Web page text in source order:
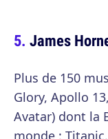
James
Plus de 150
Glory, Apollo
Avatar) dont la